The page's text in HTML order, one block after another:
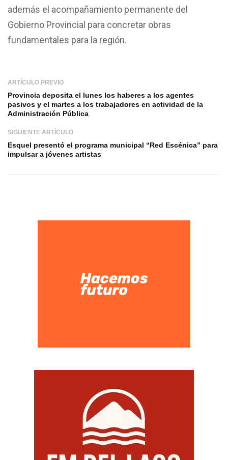
además el acompañamiento permanente del
Gobierno Provincial para concretar obras
fundamentales para la región.
ARTÍCULO PREVIO
Provincia deposita el lunes los haberes a los agentes
pasivos y el martes a los trabajadores en actividad de la
Administración Pública
SIGUIENTE ARTÍCULO
Esquel presentó el programa municipal “Red Escénica” para
impulsar a jóvenes artistas